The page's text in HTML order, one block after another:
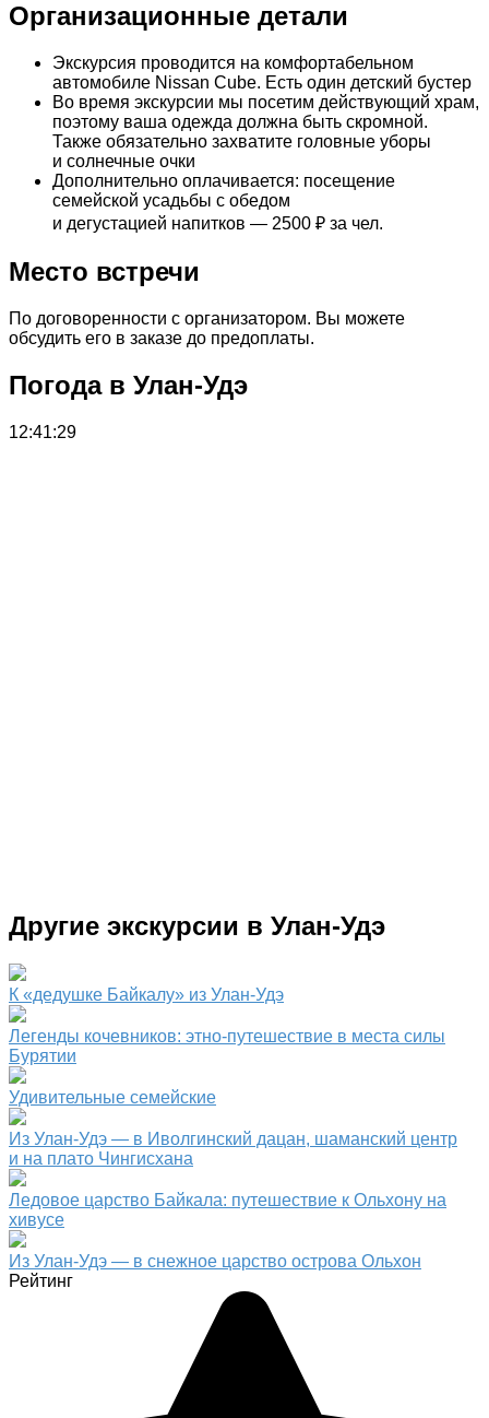
Организационные детали
Экскурсия проводится на комфортабельном
автомобиле Nissan Cube. Есть один детский бустер
Во время экскурсии мы посетим действующий храм,
поэтому ваша одежда должна быть скромной.
Также обязательно захватите головные уборы
и солнечные очки
Дополнительно оплачивается: посещение
семейской усадьбы с обедом
и дегустацией напитков — 2500 ₽ за чел.
Место встречи
По договоренности с организатором. Вы можете
обсудить его в заказе до предоплаты.
Погода в Улан-Удэ
12:41:29
Другие экскурсии в Улан-Удэ
К «дедушке Байкалу» из Улан-Удэ
Легенды кочевников: этно-путешествие в места силы
Бурятии
Удивительные семейские
Из Улан-Удэ — в Иволгинский дацан, шаманский центр
и на плато Чингисхана
Ледовое царство Байкала: путешествие к Ольхону на
хивусе
Из Улан-Удэ — в снежное царство острова Ольхон
Рейтинг